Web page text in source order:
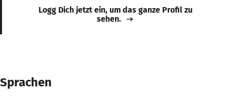
Logg Dich jetzt ein, um das ganze Profil zu
sehen.
Sprachen